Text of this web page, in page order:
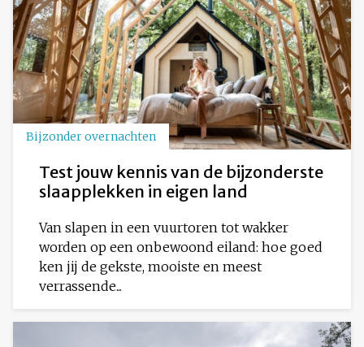
Bijzonder overnachten
Test jouw kennis van de bijzonderste
slaapplekken in eigen land
Van slapen in een vuurtoren tot wakker
worden op een onbewoond eiland: hoe goed
ken jij de gekste, mooiste en meest
verrassende...